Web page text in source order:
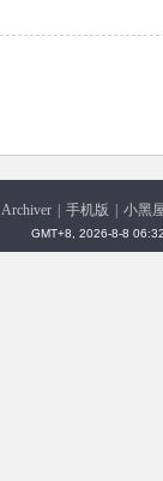
Archiver 手机版 小黑
GMT+8, 2026-8-8 06:32